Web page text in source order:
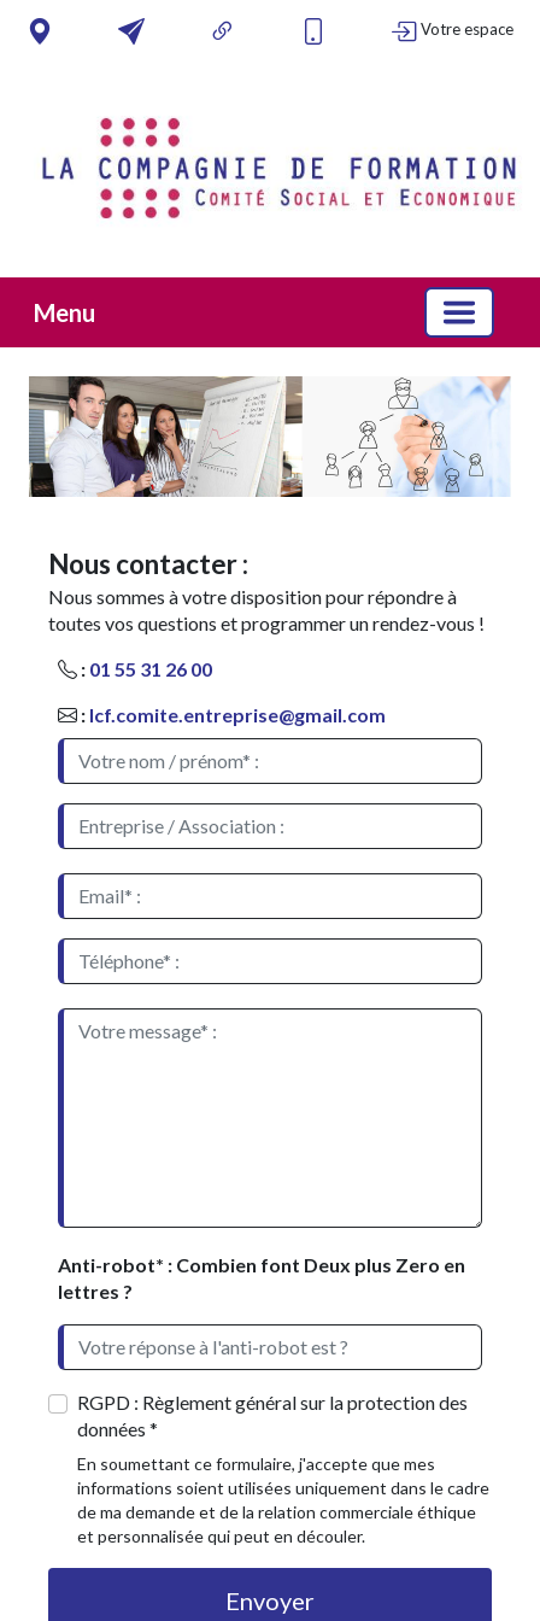
Votre espace
Menu
Nous contacter :
Nous sommes à votre disposition pour répondre à
toutes vos questions et programmer un rendez-vous !
: 01 55 31 26 00
: lcf.comite.entreprise@gmail.com
Anti-robot* : Combien font Deux plus Zero en
lettres ?
RGPD : Règlement général sur la protection des
données *
En soumettant ce formulaire, j'accepte que mes
informations soient utilisées uniquement dans le cadre
de ma demande et de la relation commerciale éthique
et personnalisée qui peut en découler.
Envoyer